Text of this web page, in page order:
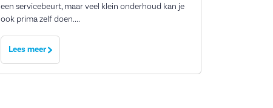
een servicebeurt, maar veel klein onderhoud kan je
ook prima zelf doen....
Lees meer